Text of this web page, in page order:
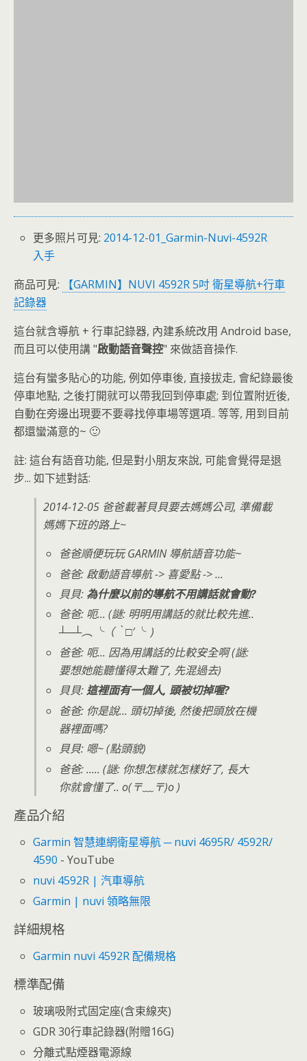
更多照片可見: 2014-12-01_Garmin-Nuvi-4592R
入手
商品可見:
【GARMIN】NUVI 4592R 5吋 衛星導航+行車
記錄器
這台就含導航 + 行車記錄器, 內建系統改用 Android base,
而且可以使用講 "啟動語音聲控" 來做語音操作.
這台有蠻多貼心的功能, 例如停車後, 直接拔走, 會紀錄最後
停車地點, 之後打開就可以帶我回到停車處; 到位置附近後,
自動在旁邊出現要不要尋找停車場等選項.. 等等, 用到目前
都還蠻滿意的~ 🙂
註: 這台有語音功能, 但是對小朋友來說, 可能會覺得是退
步... 如下述對話:
2014-12-05 爸爸載著貝貝要去媽媽公司, 準備載
媽媽下班的路上~
爸爸順便玩玩 GARMIN 導航語音功能~
爸爸: 啟動語音導航 -> 喜愛點 -> ...
貝貝: 為什麼以前的導航不用講話就會動?
爸爸: 呃... (謎: 明明用講話的就比較先進..
┴─┴︵╰（‵□′╰ )
爸爸: 呃... 因為用講話的比較安全啊 (謎:
要想她能聽懂得太難了, 先混過去)
貝貝:這裡面有一個人, 頭被切掉喔?
爸爸: 你是說... 頭切掉後, 然後把頭放在機
器裡面嗎?
貝貝: 嗯~ (點頭貌)
爸爸: ..... (謎: 你想怎樣就怎樣好了, 長大
你就會懂了.. o(〒﹏〒)o )
產品介紹
Garmin 智慧連網衛星導航 ─ nuvi 4695R/ 4592R/
4590 - YouTube
nuvi 4592R | 汽車導航
Garmin | nuvi 領略無限
詳細規格
Garmin nuvi 4592R 配備規格
標準配備
玻璃吸附式固定座(含束線夾)
GDR 30行車記錄器(附贈16G)
分離式點煙器電源線